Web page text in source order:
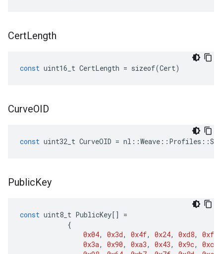
CertLength
const uint16_t CertLength = sizeof(Cert)
CurveOID
const uint32_t CurveOID = nl ::Weave :: Profiles ::
PublicKey
const uint8_t PublicKey[]
=
{
0x04, 0x3d, 0x4f, 0x24, 0xd8, 0xfc
0x3a, 0x90, 0xa3, 0x43, 0x9c, 0xcb